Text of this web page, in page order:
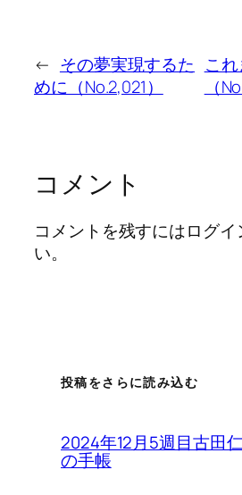
← その夢実現するた
めに（No.2,021）
こ
（
コメント
コメントを残すにはログイ
い。
投稿をさらに読み込む
2024年12月5週目古田
の手帳